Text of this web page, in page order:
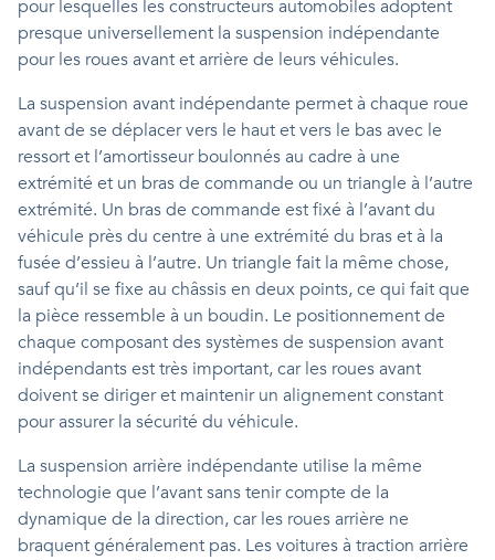
pour lesquelles les constructeurs automobiles adoptent
presque universellement la suspension indépendante
pour les roues avant et arrière de leurs véhicules.
La suspension avant indépendante permet à chaque roue
avant de se déplacer vers le haut et vers le bas avec le
ressort et l’amortisseur boulonnés au cadre à une
extrémité et un bras de commande ou un triangle à l’autre
extrémité. Un bras de commande est fixé à l’avant du
véhicule près du centre à une extrémité du bras et à la
fusée d’essieu à l’autre. Un triangle fait la même chose,
sauf qu’il se fixe au châssis en deux points, ce qui fait que
la pièce ressemble à un boudin. Le positionnement de
chaque composant des systèmes de suspension avant
indépendants est très important, car les roues avant
doivent se diriger et maintenir un alignement constant
pour assurer la sécurité du véhicule.
La suspension arrière indépendante utilise la même
technologie que l’avant sans tenir compte de la
dynamique de la direction, car les roues arrière ne
braquent généralement pas. Les voitures à traction arrière